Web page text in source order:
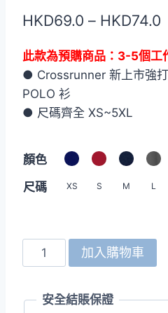
HKD69.0 – HKD74.0
此款為預購商品：3-5個工
● Crossrunner 新上市強
POLO 衫
● 尺碼齊全 XS~5XL
顏色
尺碼
XS S M L
Crossrunner
P3901
UV
加入購物車
安全結賬保證